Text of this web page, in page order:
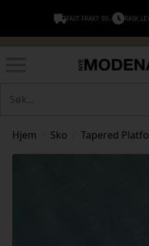
FAST FRAKT 99,- RASK
Hjem Sko Tapered